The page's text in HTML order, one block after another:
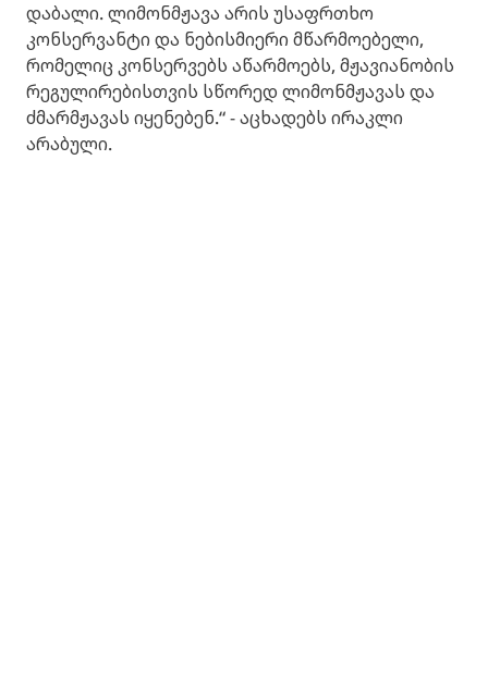
დაბალი. ლიმონმჟავა არის უსაფრთხო
კონსერვანტი და ნებისმიერი მწარმოებელი,
რომელიც კონსერვებს აწარმოებს, მჟავიანობის
რეგულირებისთვის სწორედ ლიმონმჟავას და
ძმარმჟავას იყენებენ.“ - აცხადებს ირაკლი
არაბული.